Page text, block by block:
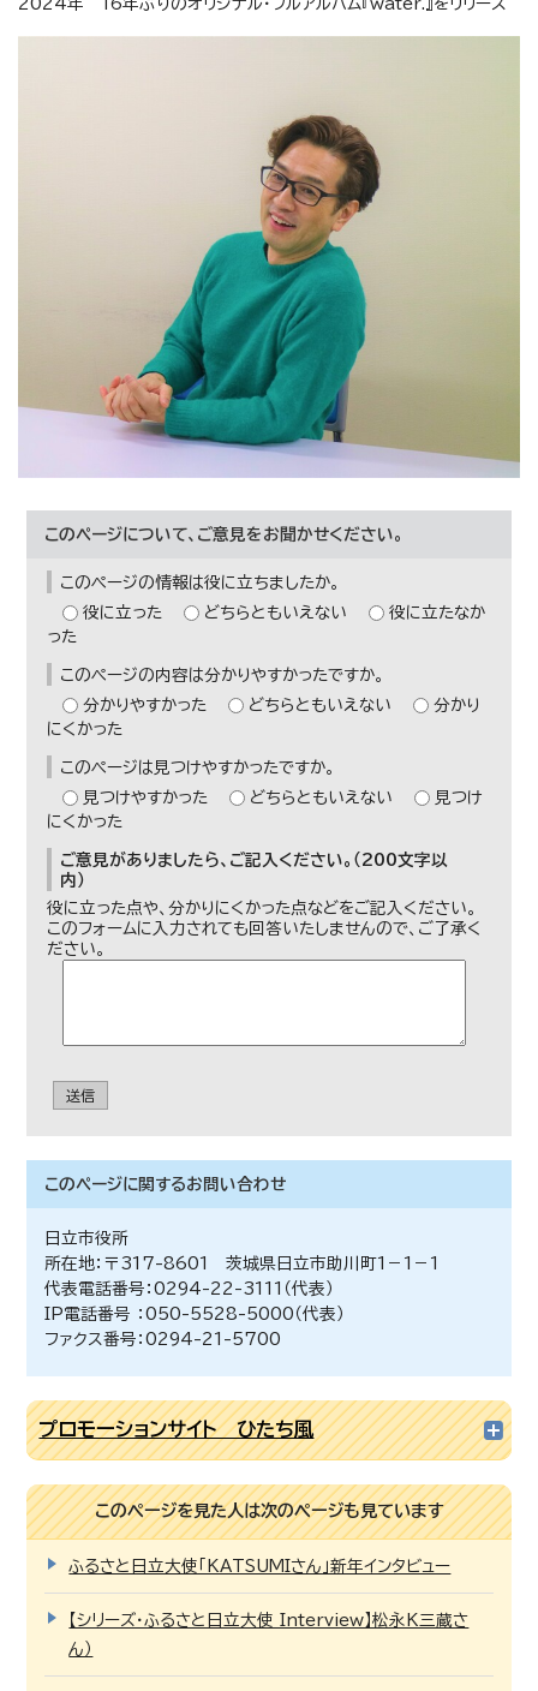
このページについて、ご意見をお聞かせください。
このページの情報は役に立ちましたか。
役に立った
どちらともいえない
役に立たなか
った
このページの内容は分かりやすかったですか。
分かりやすかった
どちらともいえない
分かり
にくかった
このページは見つけやすかったですか。
見つけやすかった
どちらともいえない
見つけ
にくかった
ご意見がありましたら、ご記入ください。（200文字以
内）
役に立った点や、分かりにくかった点などをご記入ください。
このフォームに入力されても回答いたしませんので、ご了承く
ださい。
送信
このページに関するお問い合わせ
日立市役所
所在地：〒317-8601 茨城県日立市助川町1－1－1
代表電話番号：0294-22-3111（代表）
IP電話番号 ：050-5528-5000（代表）
ファクス番号：0294-21-5700
プロモーションサイト ひたち風
このページを見た人は次のページも見ています
ふるさと日立大使「KATSUMIさん」新年インタビュー
【シリーズ・ふるさと日立大使 Interview】松永K三蔵さ
ん）